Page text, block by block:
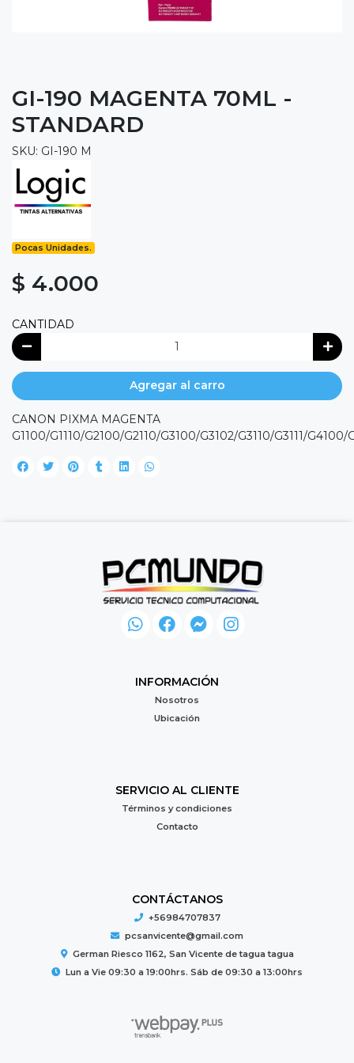
GI-190 MAGENTA 70ML -
STANDARD
SKU: GI-190 M
Pocas Unidades.
$ 4.000
CANTIDAD
Agregar al carro
CANON PIXMA MAGENTA
G1100/G1110/G2100/G2110/G3100/G3102/G3110/G3111/G4100/
INFORMACIÓN
Nosotros
Ubicación
SERVICIO AL CLIENTE
Términos y condiciones
Contacto
CONTÁCTANOS
+56984707837
pcsanvicente@gmail.com
German Riesco 1162, San Vicente de tagua tagua
Lun a Vie 09:30 a 19:00hrs. Sáb de 09:30 a 13:00hrs